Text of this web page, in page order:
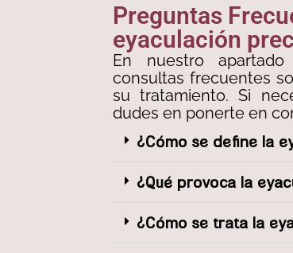
Preguntas
eyaculación
En nuestro
consultas frecuentes
su tratamiento. Si
dudes en ponerte en
¿Cómo se define la
¿Qué provoca la
¿Cómo se trata la